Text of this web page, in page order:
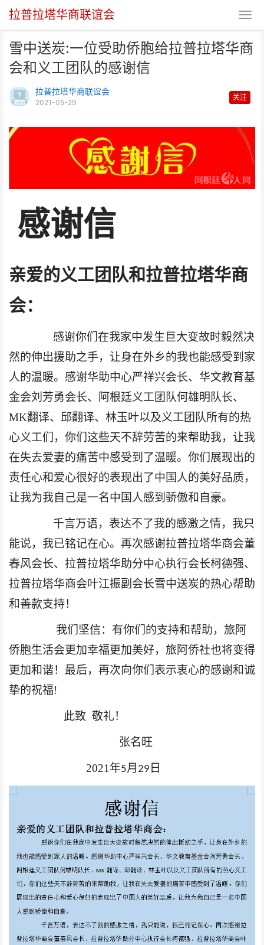
拉普拉塔华商联谊会
雪中送炭:一位受助侨胞给拉普拉塔华商
会和义工团队的感谢信
拉普拉塔华商联谊会
2021-05-29
关注
感谢信
亲爱的义工团 队和拉普拉塔华商
会：
感谢你们在我家中发生巨大变故时毅然决
然的伸出援助之手，让身在外乡的我也能感受到家
人的温暖。感谢华助中心严祥兴会长、华文教育基
金会刘芳勇会长、阿根廷义工团队何雄明队长、
MK翻译、邱翻译、林玉叶以及义工团队所有的热
心义工们，你们这些天不辞劳苦的来帮助我，让我
在失去爱妻的痛苦中感受到了温暖。你们展现出的
责任心和爱心很好的表现出了中国人的美好品质，
让我为我自己是一名中国人感到骄傲和自豪。
千言万语，表达不了我的感激之情，我只
能说，我已铭记在心。再次感谢拉普拉塔华商会董
春风会长、拉普拉塔华助分中心执行会长柯德强、
拉普拉塔华商会叶江振副会长雪中送炭的热心帮助
和善款支持！
我们坚信：有你们的支持和帮助，旅阿
侨胞生活会更加幸福更加美好，旅阿侨社也将变得
更加和谐！最后，再次向你们表示衷心的感谢和诚
挚的祝福!
此致 敬礼！
张名旺
2021年5月 29 日
雪中送炭:一位受助侨胞给拉普拉
塔华商会和义工团队的感